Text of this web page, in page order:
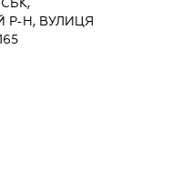
Р-Н, ВУЛИЦЯ